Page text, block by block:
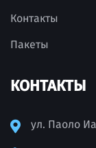
Контакты
Пакеты
КОНТАКТЫ
ул. Паоло